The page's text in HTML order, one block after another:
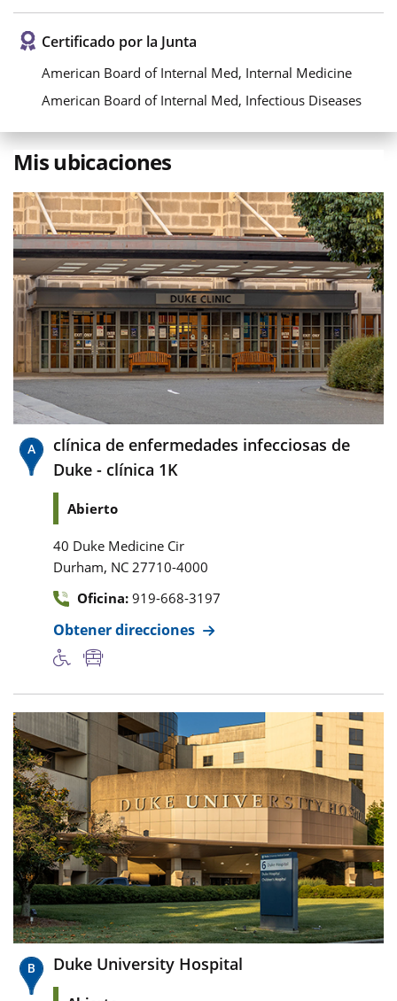
Certificado por la Junta
American Board of Internal Med, Internal Medicine
American Board of Internal Med, Infectious Diseases
Mis ubicaciones
clínica de enfermedades infecciosas de
Duke - clínica 1K
Abierto
40 Duke Medicine Cir
Durham, NC 27710-4000
Oficina: 919-668-3197
Obtener direcciones
Duke University Hospital